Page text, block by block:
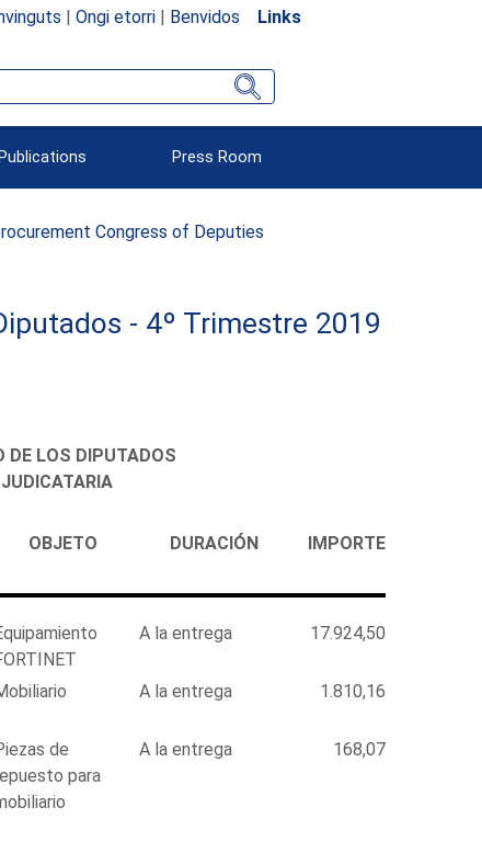
| Ongi etorri| Benvidos Links
Press Room
Congress of Deputies
- 4º Trimestre 2019
DE LOS DIPUTADOS
OBJETO DURACIÓN IMPORTE
A la entrega 17.924,50
A la entrega 1.810,16
de
para
A la entrega 168,07